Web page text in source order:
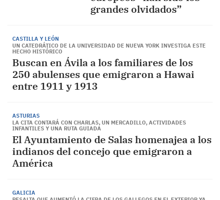
grandes olvidados”
CASTILLA Y LEÓN
UN CATEDRÁTICO DE LA UNIVERSIDAD DE NUEVA YORK INVESTIGA ESTE
HECHO HISTÓRICO
Buscan en Ávila a los familiares de los
250 abulenses que emigraron a Hawai
entre 1911 y 1913
ASTURIAS
LA CITA CONTARÁ CON CHARLAS, UN MERCADILLO, ACTIVIDADES
INFANTILES Y UNA RUTA GUIADA
El Ayuntamiento de Salas homenajea a los
indianos del concejo que emigraron a
América
GALICIA